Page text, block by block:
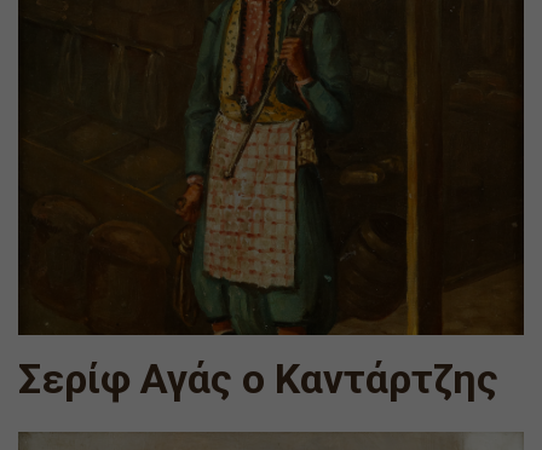
Σερίφ Αγάς ο Καντάρτζης